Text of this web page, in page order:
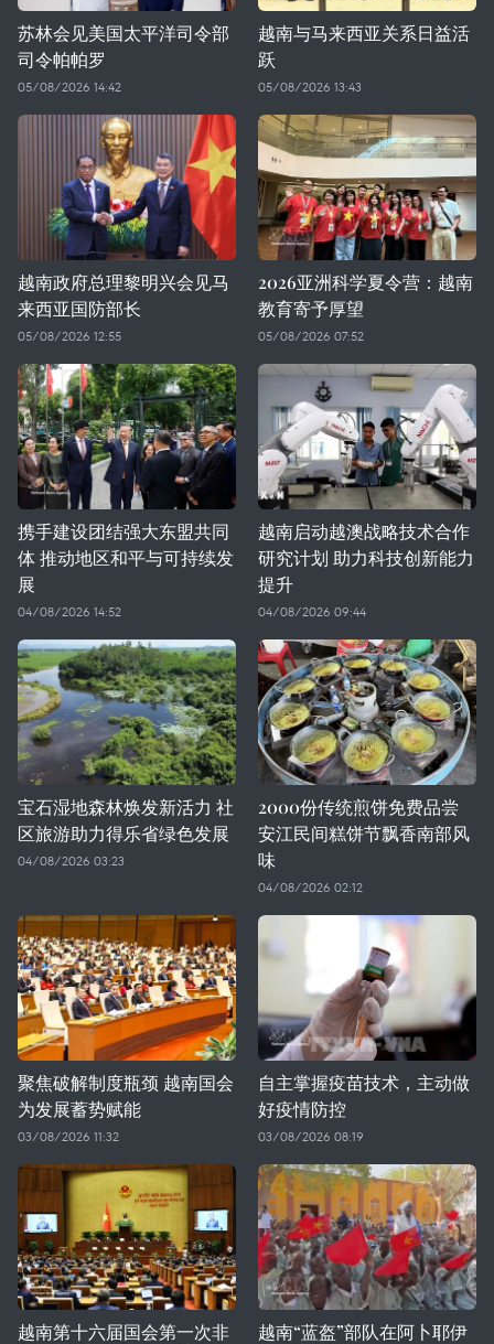
苏林会见美国太平洋司令部
司令帕帕罗
05/08/2026 14:42
越南与马来西亚关系日益活
跃
05/08/2026 13:43
越南政府总理黎明兴会见马
来西亚国防部长
05/08/2026 12:55
2026亚洲科学夏令营：越南
教育寄予厚望
05/08/2026 07:52
携手建设团结强大东盟共同
体 推动地区和平与可持续发
展
04/08/2026 14:52
越南启动越澳战略技术合作
研究计划 助力科技创新能力
提升
04/08/2026 09:44
宝石湿地森林焕发新活力 社
区旅游助力得乐省绿色发展
04/08/2026 03:23
2000份传统煎饼免费品尝
安江民间糕饼节飘香南部风
味
04/08/2026 02:12
聚焦破解制度瓶颈 越南国会
为发展蓄势赋能
03/08/2026 11:32
自主掌握疫苗技术，主动做
好疫情防控
03/08/2026 08:19
越南第十六届国会第一次非
越南“蓝盔”部队在阿卜耶伊